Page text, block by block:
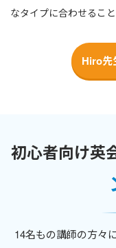
なタイプに合わせること
Hiro先
初心者向け英
14名もの講師の方々